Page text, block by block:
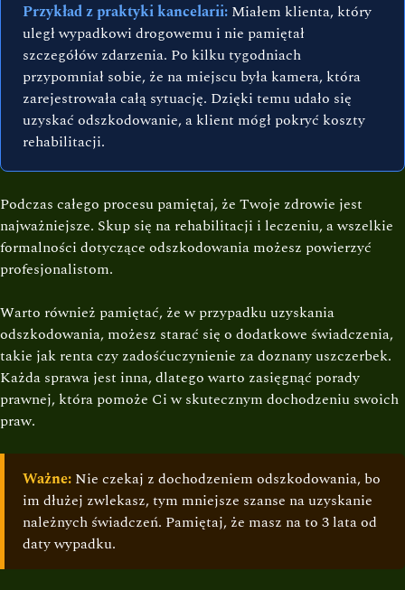
Przykład z praktyki kancelarii: Miałem klienta, który
uległ wypadkowi drogowemu i nie pamiętał
szczegółów zdarzenia. Po kilku tygodniach
przypomniał sobie, że na miejscu była kamera, która
zarejestrowała całą sytuację. Dzięki temu udało się
uzyskać odszkodowanie, a klient mógł pokryć koszty
rehabilitacji.
Podczas całego procesu pamiętaj, że Twoje zdrowie jest
najważniejsze. Skup się na rehabilitacji i leczeniu, a wszelkie
formalności dotyczące odszkodowania możesz powierzyć
profesjonalistom.
Warto również pamiętać, że w przypadku uzyskania
odszkodowania, możesz starać się o dodatkowe świadczenia,
takie jak renta czy zadośćuczynienie za doznany uszczerbek.
Każda sprawa jest inna, dlatego warto zasięgnąć porady
prawnej, która pomoże Ci w skutecznym dochodzeniu swoich
praw.
Ważne: Nie czekaj z dochodzeniem odszkodowania, bo
im dłużej zwlekasz, tym mniejsze szanse na uzyskanie
należnych świadczeń. Pamiętaj, że masz na to 3 lata od
daty wypadku.